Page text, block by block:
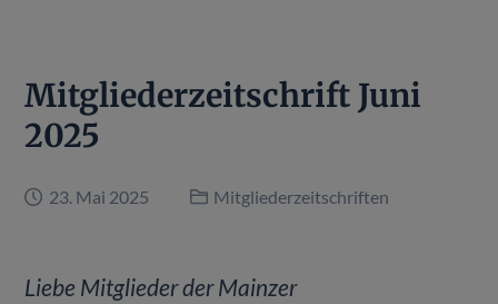
Mitgliederzeitschrift Juni
2025
23. Mai 2025 Mitgliederzeitschriften
Liebe Mitglieder der Mainzer